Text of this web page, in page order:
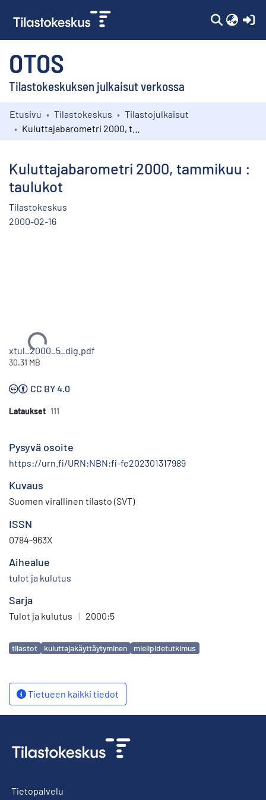
OTOS
Tilastokeskuksen julkaisut verkossa
Kokoelmat
Etusivu Tilastokeskus
Tilastojulkaisut
Kuluttajabarometri 2000, tammikuu :
taulukot
Tilastokeskus
2000-02-16
Ladataan...
xtul_2000_5_dig.pdf
30.31 MB
CC BY 4.0
Lataukset 111
Pysyvä osoite
https://urn.fi/URN:NBN:fi-fe202301317989
Kuvaus
Suomen virallinen tilasto (SVT)
ISSN
0784-963X
Aihealue
tulot ja kulutus
Sarja
Tulot ja kulutus | 2000:5
Avainsanat
tilastot kuluttajakäyttäytyminen mielipidetutkimus
Tietueen kaikki tiedot
Tietopalvelu